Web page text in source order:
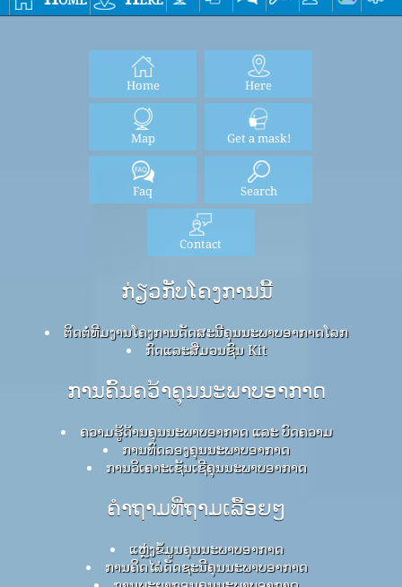
Home Here
Map Get a mask!
Faq Search
Contact
ກ່ຽວກັບໂຄງການນີ້
ຕິດຕໍ່ທີມງານໂຄງການດັດສະນີຄຸນນະພາບອາກາດໂລກ
ກົດ​ແລະ​ສື່​ມວນ​ຊົນ Kit
ການຄົ້ນຄວ້າຄຸນນະພາບອາກາດ
ຄວາມຮູ້ດ້ານຄຸນນະພາບອາກາດ ແລະ ບົດຄວາມ
ການທົດລອງຄຸນນະພາບອາກາດ
ການວິເຄາະເຊັນເຊີຄຸນນະພາບອາກາດ
ຄໍາຖາມທີ່ຖາມເລື້ອຍໆ
ແຫຼ່ງຂໍ້ມູນຄຸນນະພາບອາກາດ
ການຄິດໄລ່ດັດຊະນີຄຸນນະພາບອາກາດ